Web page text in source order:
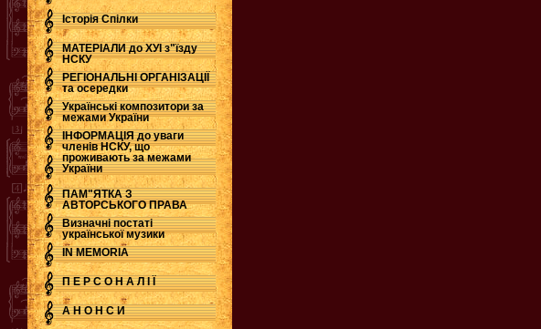
Історія Спілки
МАТЕРІАЛИ до ХУІ з"їзду
НСКУ
РЕГІОНАЛЬНІ ОРГАНІЗАЦІЇ
та осередки
Українські композитори за
межами України
ІНФОРМАЦІЯ до уваги
членів НСКУ, що
проживають за межами
України
ПАМ"ЯТКА З
АВТОРСЬКОГО ПРАВА
Визначні постаті
української музики
IN MEMORIA
П Е Р С О Н А Л І Ї
А Н О Н С И